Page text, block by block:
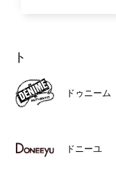
ト
ドゥニーム
ドニーユ